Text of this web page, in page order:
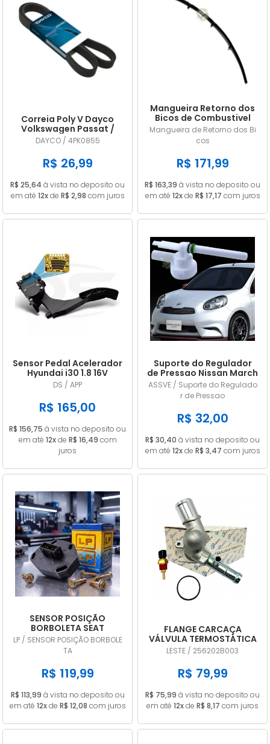
Correia Poly V Dayco
Volkswagen Passat /
Variant (importado) 1.8
20V / 1.8 20V Turbo 1996
1997 1998 1999 GIR / ACD
4PK0855
DAYCO / 4PK0855
R$ 26,99
R$ 25,64 à vista no deposito ou
em até 12xde R$ 2,98 com juros
Mangueira Retorno dos
Bicos de Combustivel
Nissan Frontier 2.8 MWM
9053156
Mangueira de Retorno dos Bi
cos
R$ 171,99
R$ 163,39 à vista no deposito ou
em até 12xde R$ 17,17 com juros
Sensor Pedal Acelerador
Hyundai i30 1.8 16V
Gasolina 2014/... em
diante
DS / APP
R$ 165,00
R$ 156,75 à vista no deposito ou
em até 12xde R$ 16,49 com
juros
Suporte do Regulador
de Pressao Nissan March
/ Versa 1.0 1.6 2011/... em
diante
ASSVE / Suporte do Regulado
r de Pressao
R$ 32,00
R$ 30,40 à vista no deposito ou
em até 12xde R$ 3,47 com juros
SENSOR POSIÇÃO
BORBOLETA SEAT
CÓRDOBA 1.8 1995 A 1999
TPS DIGITAL LP707
LP / SENSOR POSIÇÃO BORBOLE
TA
R$ 119,99
R$ 113,99 à vista no deposito ou
em até 12xde R$ 12,08 com juros
FLANGE CARCAÇA
VÁLVULA TERMOSTÁTICA
HYUNDAI HB20 I30
VELOSTER CRETA 1.6 16V
256202B003
LESTE / 256202B003
R$ 79,99
R$ 75,99 à vista no deposito ou
em até 12xde R$ 8,17 com juros